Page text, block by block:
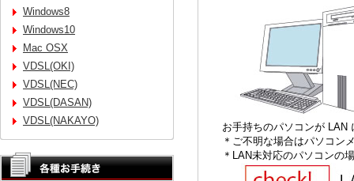
Windows8
Windows10
Mac OSX
VDSL(OKI)
VDSL(NEC)
VDSL(DASAN)
VDSL(NAKAYO)
お手持ちのパソコンが LAN
＊ご不明な場合はパソコン
＊LAN未対応のパソコンの